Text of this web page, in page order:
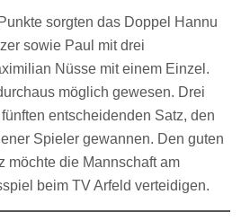
sorgten das Doppel Hannu
sowie Paul mit drei
Nüsse mit einem Einzel.
möglich gewesen. Drei
entscheidenden Satz, den
Spieler gewannen. Den guten
möchte die Mannschaft am
beim TV Arfeld verteidigen.